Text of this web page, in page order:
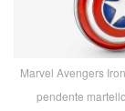
Marvel Avengers
pendente